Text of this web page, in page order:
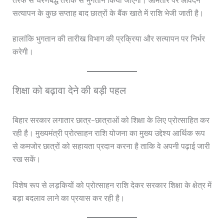
सत्यापन के कुछ सप्ताह बाद छात्रों के बैंक खाते में राशि भेजी जाती है।
हालांकि भुगतान की तारीख विभाग की प्रक्रिया और सत्यापन पर निर्भर
करेगी।
शिक्षा को बढ़ावा देने की बड़ी पहल
बिहार सरकार लगातार छात्र-छात्राओं को शिक्षा के लिए प्रोत्साहित कर
रही है। मुख्यमंत्री प्रोत्साहन राशि योजना का मुख्य उद्देश्य आर्थिक रूप
से कमजोर छात्रों को सहायता प्रदान करना है ताकि वे अपनी पढ़ाई जारी
रख सकें।
विशेष रूप से लड़कियों को प्रोत्साहन राशि देकर सरकार शिक्षा के क्षेत्र में
बड़ा बदलाव लाने का प्रयास कर रही है।